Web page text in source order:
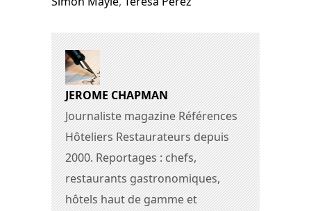
JEROME CHAPMAN
Journaliste magazine Références
Hôteliers Restaurateurs depuis
2000. Reportages : chefs,
restaurants gastronomiques,
hôtels haut de gamme et